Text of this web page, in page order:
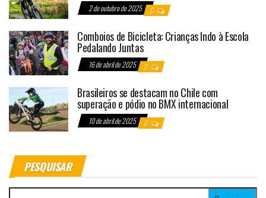
2 de outubro de 2025 0
Comboios de Bicicleta: Crianças Indo à Escola
Pedalando Juntas
16 de abril de 2025 0
Brasileiros se destacam no Chile com
superação e pódio no BMX internacional
10 de abril de 2025 0
PESQUISAR